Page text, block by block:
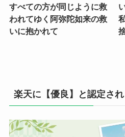
すべての方が同じように救
われてゆく阿弥陀如来の救
いに抱かれて
楽天に【優良】と認定さ